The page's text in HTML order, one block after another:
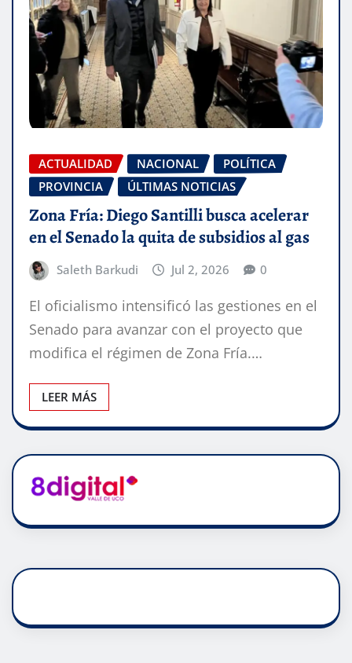
ACTUALIDAD NACIONAL
POLÍTICA
PROVINCIA
ÚLTIMAS NOTICIAS
Zona Fría: Diego Santilli busca acelerar
en el Senado la quita de subsidios al gas
Saleth Barkudi Jul 2, 2026 0
El oficialismo intensificó las gestiones en el
Senado para avanzar con el proyecto que
modifica el régimen de Zona Fría.…
LEER MÁS